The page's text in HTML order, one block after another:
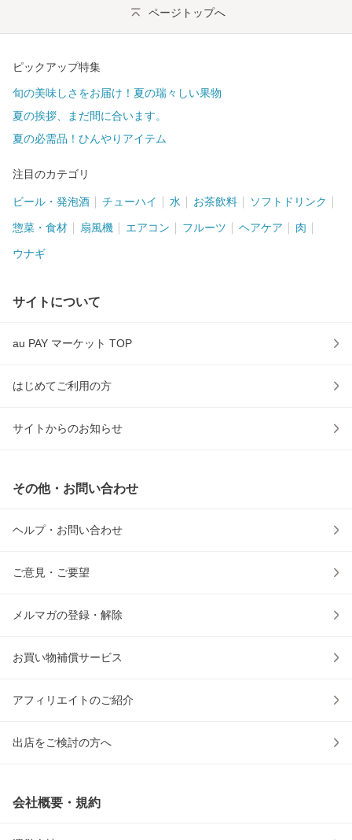
ページトップへ
ピックアップ特集
旬の美味しさをお届け！夏の瑞々しい果物
夏の挨拶、まだ間に合います。
夏の必需品！ひんやりアイテム
注目のカテゴリ
ビール・発泡酒 チューハイ 水 お茶飲料 ソフトドリンク
惣菜・食材 扇風機 エアコン フルーツ ヘアケア 肉
ウナギ
サイトについて
au PAY マーケット TOP
はじめてご利用の方
サイトからのお知らせ
その他・お問い合わせ
ヘルプ・お問い合わせ
ご意見・ご要望
メルマガの登録・解除
お買い物補償サービス
アフィリエイトのご紹介
出店をご検討の方へ
会社概要・規約